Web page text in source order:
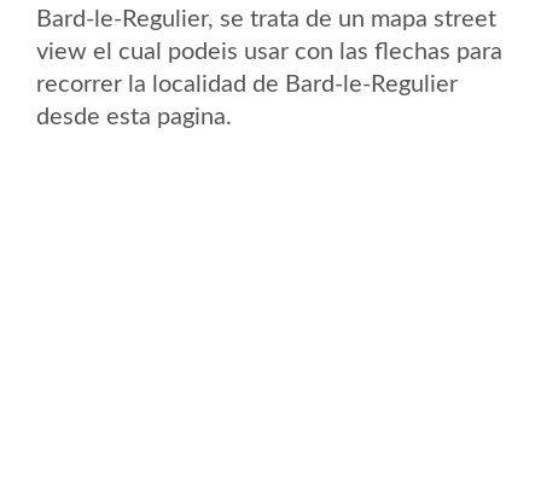
Bard-le-Regulier, se trata de un mapa street
view el cual podeis usar con las flechas para
recorrer la localidad de Bard-le-Regulier
desde esta pagina.